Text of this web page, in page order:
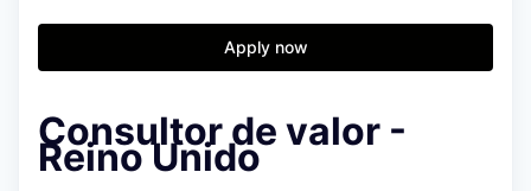
Apply now
Consultor de valor -
Reino Unido